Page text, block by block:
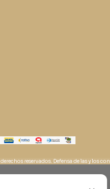
reservados. Defensa de las y los